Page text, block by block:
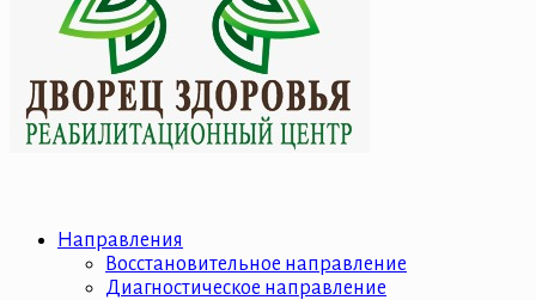
Направления
Восстановительное направление
Диагностическое направление